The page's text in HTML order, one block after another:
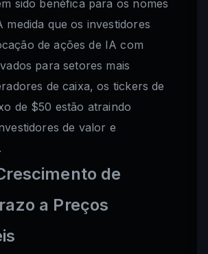
sido benéfica para os nomes
medida que os investidores
de ações de IA com
para setores mais
de caixa, os tickers de
de $50 estão atraindo
de valor e
de
a Preços